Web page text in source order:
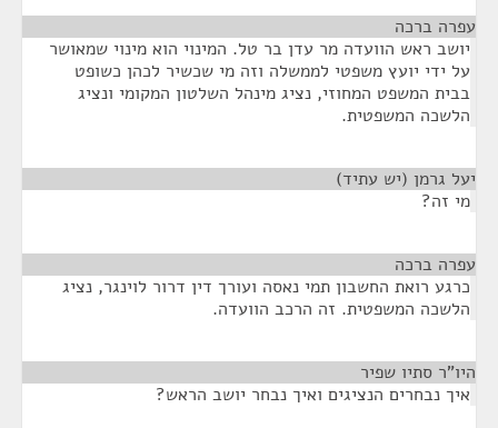
עפרה ברכה
יושב ראש הוועדה מר עדן בר טל. המינוי הוא מינוי שמאושר
על ידי יועץ משפטי לממשלה וזה מי שכשיר לכהן כשופט
בבית המשפט המחוזי, נציג מינהל השלטון המקומי ונציג
הלשכה המשפטית.
יעל גרמן (יש עתיד)
מי זה?
עפרה ברכה
כרגע רואת החשבון תמי נאסה ועורך דין דרור לוינגר, נציג
הלשכה המשפטית. זה הרכב הוועדה.
היו"ר סתיו שפיר
איך נבחרים הנציגים ואיך נבחר יושב הראש?